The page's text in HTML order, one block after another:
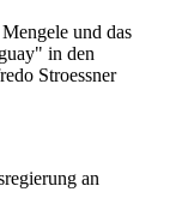
und das
in den
Stroessner
an